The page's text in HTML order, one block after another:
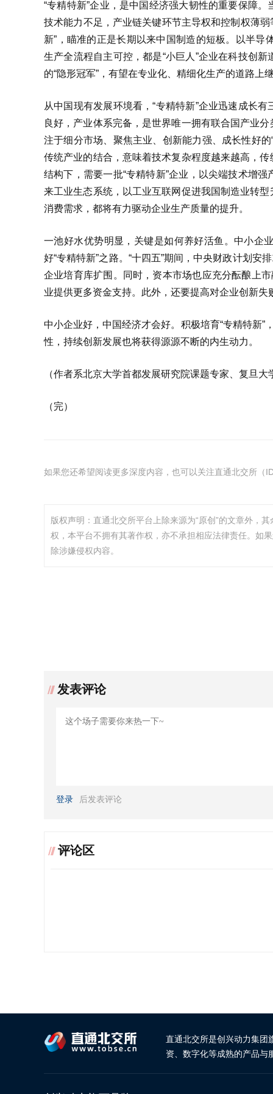
“专精特新”企业，是中国经济强大韧性的重要保障
技术能力不足，产业链关键环节主导权和控制权薄
新”，瞄准的正是长期以来中国制造的短板。以半
生产全流程自主可控，都是“小巨人”企业在科技创
的“隐形冠军”，有望在专业化、精细化生产的道路
从中国现有发展环境看，“专精特新”企业迅速成长
良好，产业体系完备，是世界唯一拥有联合国产业
注于细分市场、聚焦主业、创新能力强、成长性好
传统产业的结合，意味着技术复杂程度越来越高，
结构下，需要一批“专精特新”企业，以尖端技术增
来工业生态系统，以工业互联网促进我国制造业转
消费需求，都将有力驱动企业生产质量的提升。
一池好水优势明显，关键是如何养好活鱼。中小企
好“专精特新”之路。“十四五”期间，中央财政计划安
企业培育库扩围。同时，资本市场也应充分酝酿上
业提供更多资金支持。此外，还要提高对企业创新
中小企业好，中国经济才会好。积极培育“专精特新”
性，持续创新发展也将获得源源不断的内生动力。
（作者系北京大学首都发展研究院课题专家、复旦
（完）
如果您还希望阅读更多深度内容，也可以关注直通北交所（
版权声明：直通北交所平台上除来源为“原创”的文章外，
权，本平台不拥有其著作权，亦不承担相应法律责任。如
除涉嫌侵权内容。
发表评论
登录 后发表评论
评论区
直通北交所是创兴动力集团
资、数字化等成熟的产品与